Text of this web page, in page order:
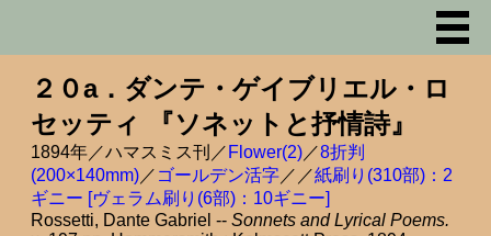
２０a．ダンテ・ゲイブリエル・ロ
セッティ 『ソネットと抒情詩』
1894年／ハマスミス刊／ Flower(2) ／8折判
(200×140mm) ／ ゴールデン活字 ／／紙刷り(310部)：2
ギニー [ヴェラム刷り(6部)：10ギニー]
Rossetti, Dante Gabriel -- Sonnets and Lyrical Poems.